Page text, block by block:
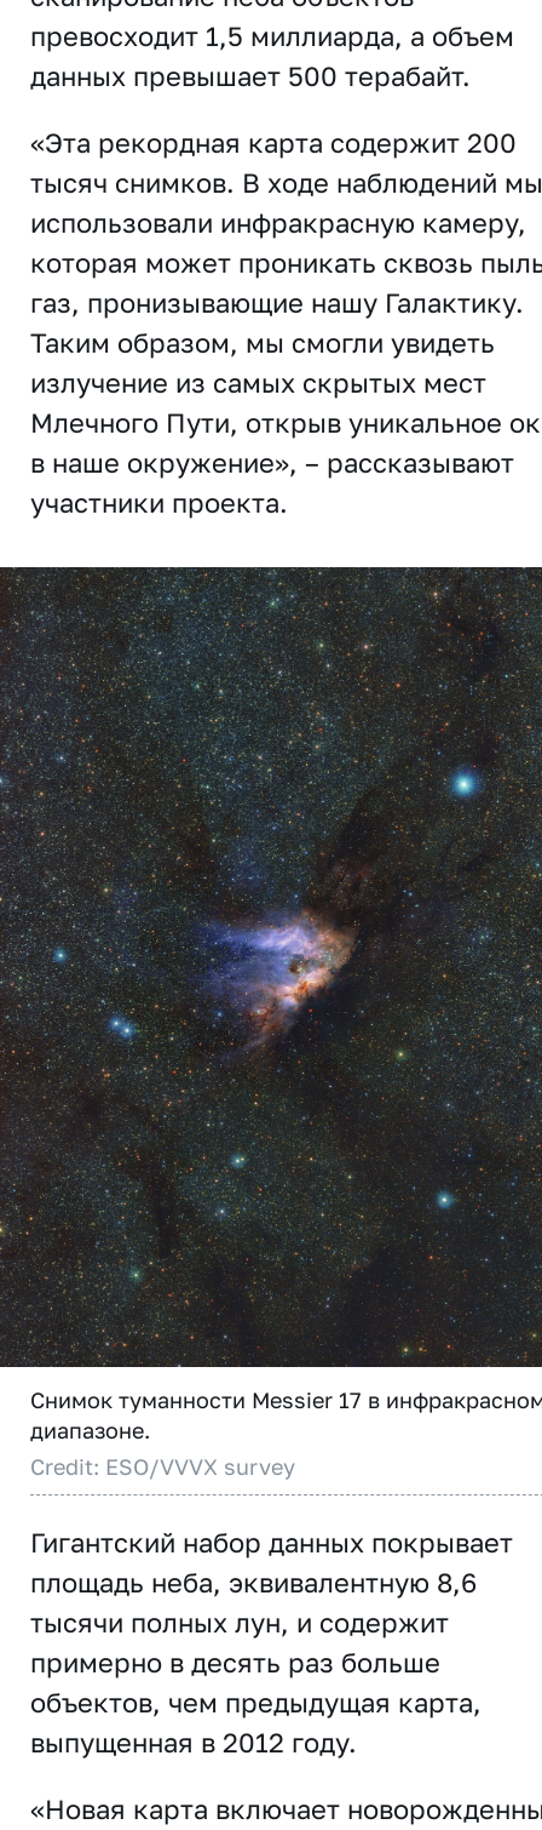
превосходит 1,5 миллиарда, а объем
данных превышает 500 терабайт.
«Эта рекордная карта содержит 200
тысяч снимков. В ходе наблюдений мы
использовали инфракрасную камеру,
которая может проникать сквозь
газ, пронизывающие нашу Галактику.
Таким образом, мы смогли увидеть
излучение из самых скрытых мест
Млечного Пути, открыв уникальное
в наше окружение», – рассказывают
участники проекта.
Снимок туманности Messier 17 в
диапазоне.
Credit: ESO/VVVX survey
Гигантский набор данных покрывает
площадь неба, эквивалентную 8,6
тысячи полных лун, и содержит
примерно в десять раз больше
объектов, чем предыдущая карта,
выпущенная в 2012 году.
«Новая карта включает